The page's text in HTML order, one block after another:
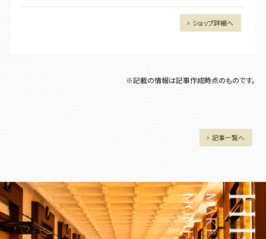
ショップ詳細へ
※記載の情報は記事作成時点のものです。
記事一覧へ